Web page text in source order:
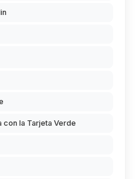
con la Tarjeta Verde